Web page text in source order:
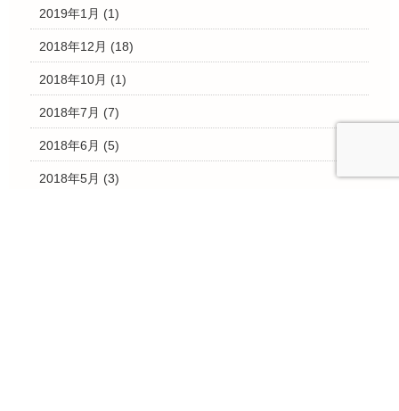
2019年1月 (1)
2018年12月 (18)
2018年10月 (1)
2018年7月 (7)
2018年6月 (5)
2018年5月 (3)